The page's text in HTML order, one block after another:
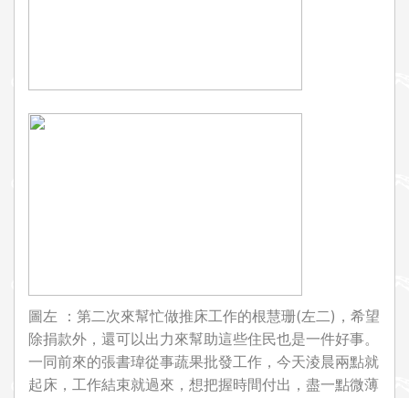
圖左 ：第二次來幫忙做推床工作的根慧珊(左二)，希望
除捐款外，還可以出力來幫助這些住民也是一件好事。
一同前來的張書瑋從事蔬果批發工作，今天淩晨兩點就
起床，工作結束就過來，想把握時間付出，盡一點微薄